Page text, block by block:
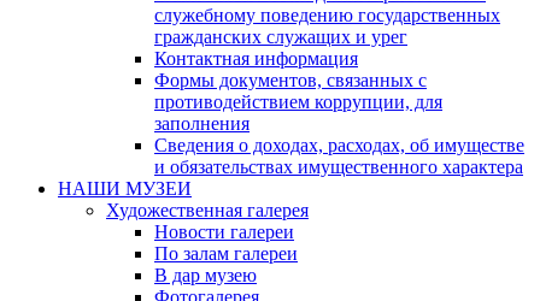
служебному поведению государственных
гражданских служащих и урег
Контактная информация
Формы документов, связанных с
противодействием коррупции, для
заполнения
Сведения о доходах, расходах, об имуществе
и обязательствах имущественного характера
НАШИ МУЗЕИ
Художественная галерея
Новости галереи
По залам галереи
В дар музею
Фотогалерея